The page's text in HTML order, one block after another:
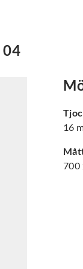
16
700